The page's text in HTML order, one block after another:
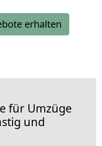
erhalten
für Umzüge
und